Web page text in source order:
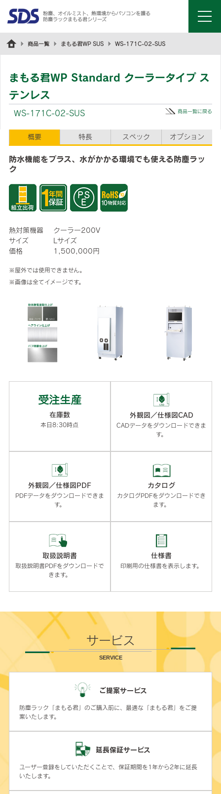
粉塵、オイルミスト、熱環境からパソコンを護る
防塵ラックまもる君シリーズ
menu
商品一覧 まもる君WP SUS WS-171C-02-SUS
まもる君WP Standard クーラータイプ ス
テンレス
WS-171C-02-SUS 商品一覧に戻る
概要 特長 スペック オプション
防水機能をプラス、水がかかる環境でも使える防塵ラッ
ク
熱対策機器
クーラー200V
サイズ
Lサイズ
価格
1,500,000円
※屋外では使用できません。
※画像は全てイメージです。
受注生産
在庫数
本日8:30時点
外観図／仕様図CAD
CADデータをダウンロードできま
す。
外観図／仕様図PDF
PDFデータをダウンロードできま
す。
カタログ
カタログPDFをダウンロードでき
ます。
取扱説明書
取扱説明書PDFをダウンロードで
きます。
仕様書
印刷用の仕様書を表示します。
サービス
SERVICE
ご提案サービス
防塵ラック「まもる君」のご購入前に、最適な「まもる君」をご提
案いたします。
延長保証サービス
ユーザー登録をしていただくことで、保証期間を1年から2年に延長
いたします。